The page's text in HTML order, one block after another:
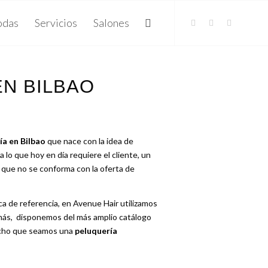
Servicios Salones
BILBAO
en Bilbao que nace con la idea de
lo que hoy en día requiere el cliente, un
no se conforma con la oferta de
de referencia, en Avenue Hair utilizamos
disponemos del más amplio catálogo
que seamos una peluquería